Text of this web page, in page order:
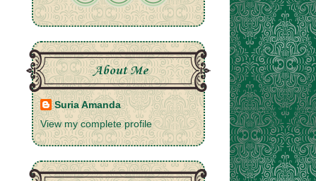
About Me
Suria Amanda
View my complete profile